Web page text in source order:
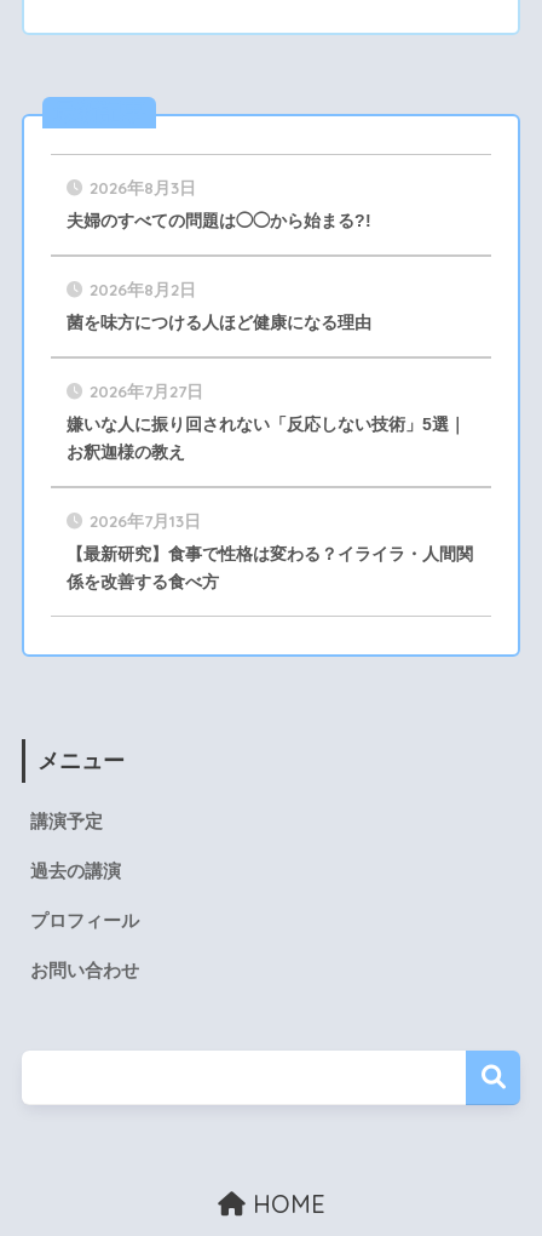
2026年8月3日
夫婦のすべての問題は◯◯から始まる?!
2026年8月2日
菌を味方につける人ほど健康になる理由
2026年7月27日
嫌いな人に振り回されない「反応しない技術」5選｜
お釈迦様の教え
2026年7月13日
【最新研究】食事で性格は変わる？イライラ・人間関
係を改善する食べ方
メニュー
講演予定
過去の講演
プロフィール
お問い合わせ
HOME